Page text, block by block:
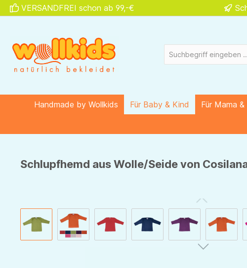
Zur Hauptnavigation springen
VERSANDFREI schon ab 99,-€
Handmade by Wollkids Für Baby & Kind Für Mama &
Schlupfhemd aus Wolle/Seide von
Bildergalerie überspringen